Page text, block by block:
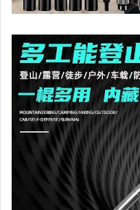
家電與影音視聽